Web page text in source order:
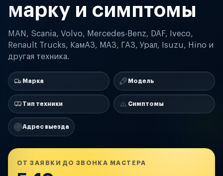
марку и симптомы
MAN, Scania, Volvo, Mercedes-Benz, DAF, Iveco,
Renault Trucks, КамАЗ, МАЗ, ГАЗ, Урал, Isuzu, Hino и
другая техника.
Марка Модель
Тип техники Симптомы
Адрес выезда
ОТ ЗАЯВКИ ДО ЗВОНКА МАСТЕРА